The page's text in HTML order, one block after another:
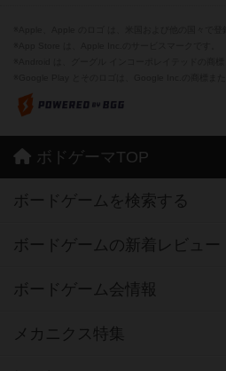
ボドゲーマTOP
ボードゲームを検索する
ボードゲームの新着レビュー
ボードゲーム会情報
メカニクス特集